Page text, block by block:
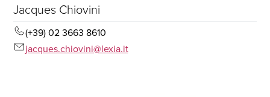
Jacques Chiovini
(+39) 02 3663 8610
jacques.chiovini@lexia.it